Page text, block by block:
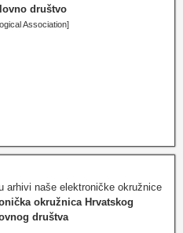
društvo
Association]
arhivi naše elektroničke okružnice
okružnica Hrvatskog
društva